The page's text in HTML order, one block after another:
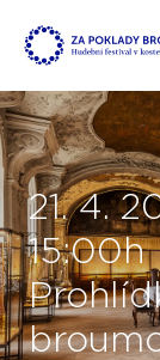
21. 4.
15:00h